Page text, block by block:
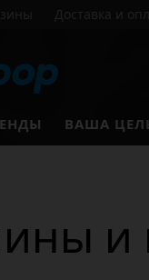
Доставка и
ВАША